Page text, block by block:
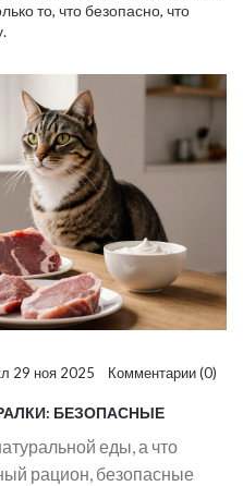
то, что безопасно, что
29 ноя 2025 Комментарии (0)
БЕЗОПАСНЫЕ
еды, а что
рацион, безопасные